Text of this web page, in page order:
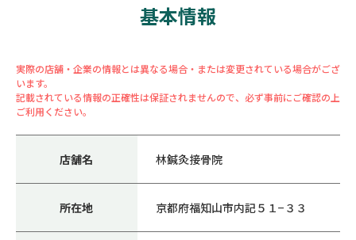
基本情報
実際の店舗・企業の情報とは異なる場合・または変更されている場合がござ
います。
記載されている情報の正確性は保証されませんので、必ず事前にご確認の上
ご利用ください。
店舗名 林鍼灸接骨院
所在地 京都府福知山市内記５１−３３